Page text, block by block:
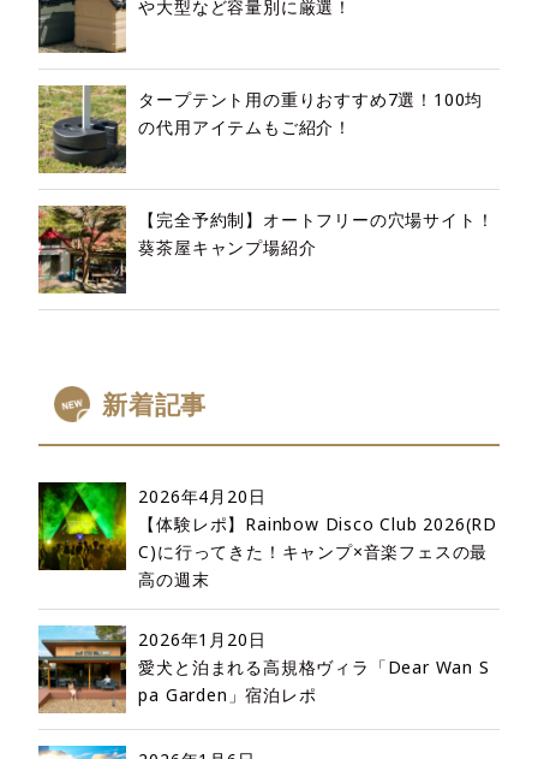
や大型など容量別に厳選！
タープテント用の重りおすすめ7選！100均
の代用アイテムもご紹介！
【完全予約制】オートフリーの穴場サイト！
葵茶屋キャンプ場紹介
新着記事
2026年4月20日
【体験レポ】Rainbow Disco Club 2026(RD
C)に行ってきた！キャンプ×音楽フェスの最
高の週末
2026年1月20日
愛犬と泊まれる高規格ヴィラ「Dear Wan S
pa Garden」宿泊レポ